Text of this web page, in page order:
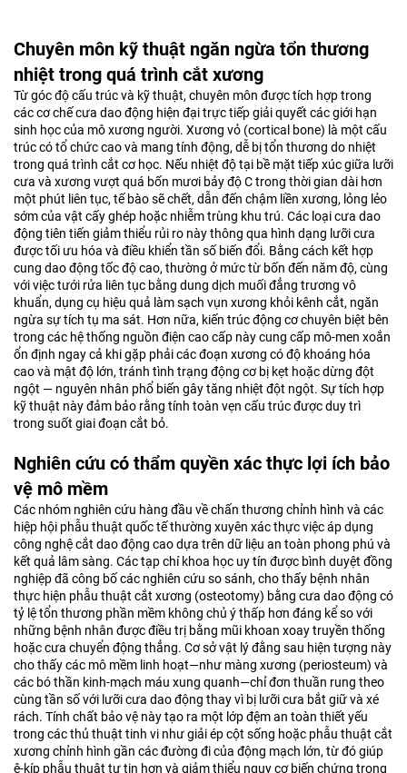
Chuyên môn kỹ thuật ngăn ngừa tổn thương
nhiệt trong quá trình cắt xương
Từ góc độ cấu trúc và kỹ thuật, chuyên môn được tích hợp trong
các cơ chế cưa dao động hiện đại trực tiếp giải quyết các giới hạn
sinh học của mô xương người. Xương vỏ (cortical bone) là một cấu
trúc có tổ chức cao và mang tính động, dễ bị tổn thương do nhiệt
trong quá trình cắt cơ học. Nếu nhiệt độ tại bề mặt tiếp xúc giữa lưỡi
cưa và xương vượt quá bốn mươi bảy độ C trong thời gian dài hơn
một phút liên tục, tế bào sẽ chết, dẫn đến chậm liền xương, lỏng lẻo
sớm của vật cấy ghép hoặc nhiễm trùng khu trú. Các loại cưa dao
động tiên tiến giảm thiểu rủi ro này thông qua hình dạng lưỡi cưa
được tối ưu hóa và điều khiển tần số biến đổi. Bằng cách kết hợp
cung dao động tốc độ cao, thường ở mức từ bốn đến năm độ, cùng
với việc tưới rửa liên tục bằng dung dịch muối đẳng trương vô
khuẩn, dụng cụ hiệu quả làm sạch vụn xương khỏi kênh cắt, ngăn
ngừa sự tích tụ ma sát. Hơn nữa, kiến trúc động cơ chuyên biệt bên
trong các hệ thống nguồn điện cao cấp này cung cấp mô-men xoắn
ổn định ngay cả khi gặp phải các đoạn xương có độ khoáng hóa
cao và mật độ lớn, tránh tình trạng động cơ bị kẹt hoặc dừng đột
ngột — nguyên nhân phổ biến gây tăng nhiệt đột ngột. Sự tích hợp
kỹ thuật này đảm bảo rằng tính toàn vẹn cấu trúc được duy trì
trong suốt giai đoạn cắt bỏ.
Nghiên cứu có thẩm quyền xác thực lợi ích bảo
vệ mô mềm
Các nhóm nghiên cứu hàng đầu về chấn thương chỉnh hình và các
hiệp hội phẫu thuật quốc tế thường xuyên xác thực việc áp dụng
công nghệ cắt dao động cao dựa trên dữ liệu an toàn phong phú và
kết quả lâm sàng. Các tạp chí khoa học uy tín được bình duyệt đồng
nghiệp đã công bố các nghiên cứu so sánh, cho thấy bệnh nhân
thực hiện phẫu thuật cắt xương (osteotomy) bằng cưa dao động có
tỷ lệ tổn thương phần mềm không chủ ý thấp hơn đáng kể so với
những bệnh nhân được điều trị bằng mũi khoan xoay truyền thống
hoặc cưa chuyển động thẳng. Cơ sở vật lý đằng sau hiện tượng này
cho thấy các mô mềm linh hoạt—như màng xương (periosteum) và
các bó thần kinh-mạch máu xung quanh—chỉ đơn thuần rung theo
cùng tần số với lưỡi cưa dao động thay vì bị lưỡi cưa bắt giữ và xé
rách. Tính chất bảo vệ này tạo ra một lớp đệm an toàn thiết yếu
trong các thủ thuật tinh vi như giải ép cột sống hoặc phẫu thuật cắt
xương chỉnh hình gần các đường đi của động mạch lớn, từ đó giúp
ê-kíp phẫu thuật tự tin hơn và giảm thiểu nguy cơ biến chứng trong